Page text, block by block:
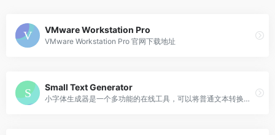
VMware Workstation Pro
VMware Workstation Pro 官网下载地址
Small Text Generator
小字体生成器是一个多功能的在线工具，可以将普通文本转换为各种微型字符样式。